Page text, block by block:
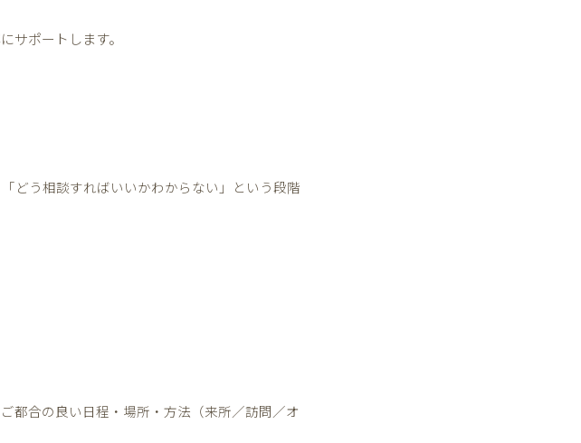
サポートします。
どう相談すればいいかわからない」という段階
都合の良い日程・場所・方法（来所／訪問／オ